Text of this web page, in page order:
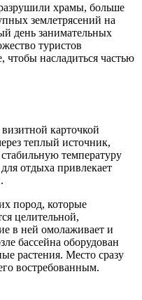
храмы, больше
землетрясений на
день занимательных
туристов
чтобы насладиться частью
карточкой
теплый источник,
температуру
отдыха привлекает
пород, которые
целительной,
в ней омолаживает и
бассейна оборудован
растения. Место сразу
востребованным.